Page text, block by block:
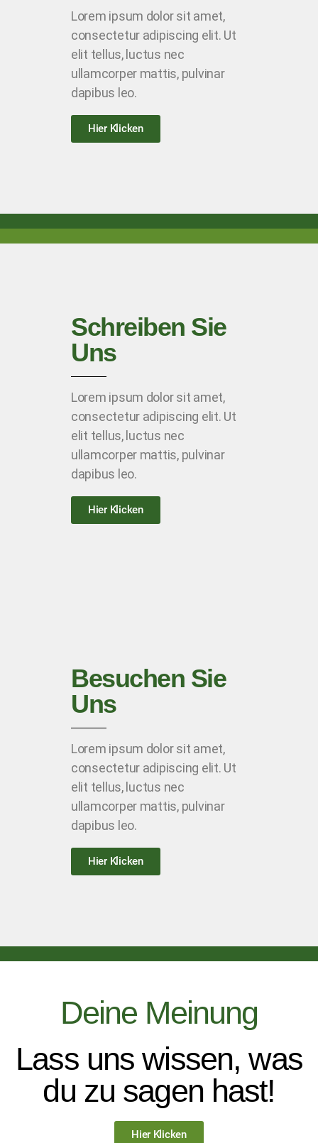
Lorem ipsum dolor sit amet,
consectetur adipiscing elit. Ut
elit tellus, luctus nec
ullamcorper mattis, pulvinar
dapibus leo.
Hier Klicken
Schreiben Sie
Uns
Lorem ipsum dolor sit amet,
consectetur adipiscing elit. Ut
elit tellus, luctus nec
ullamcorper mattis, pulvinar
dapibus leo.
Hier Klicken
Besuchen Sie
Uns
Lorem ipsum dolor sit amet,
consectetur adipiscing elit. Ut
elit tellus, luctus nec
ullamcorper mattis, pulvinar
dapibus leo.
Hier Klicken
Deine Meinung
Lass uns wissen, was
du zu sagen hast!
Hier Klicken